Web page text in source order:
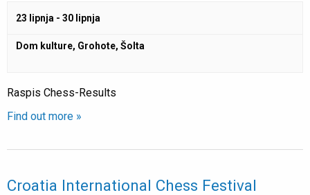
23 lipnja - 30 lipnja
Dom kulture, Grohote, Šolta
Raspis Chess-Results
Find out more »
Croatia International Chess Festival